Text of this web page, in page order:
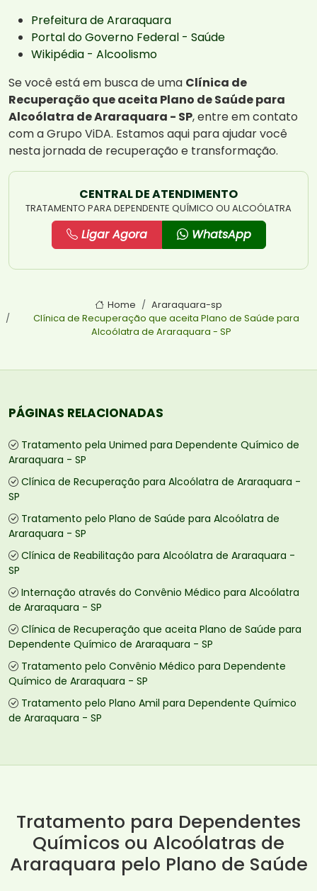
Prefeitura de Araraquara
Portal do Governo Federal - Saúde
Wikipédia - Alcoolismo
Se você está em busca de uma Clínica de
Recuperação que aceita Plano de Saúde para
Alcoólatra de Araraquara - SP, entre em contato
com a Grupo ViDA. Estamos aqui para ajudar você
nesta jornada de recuperação e transformação.
CENTRAL DE ATENDIMENTO
TRATAMENTO PARA DEPENDENTE QUÍMICO OU ALCOÓLATRA
Ligar Agora WhatsApp
Home
Araraquara-sp
Clínica de Recuperação que aceita Plano de Saúde para
Alcoólatra de Araraquara - SP
PÁGINAS RELACIONADAS
Tratamento pela Unimed para Dependente Químico de
Araraquara - SP
Clínica de Recuperação para Alcoólatra de Araraquara -
SP
Tratamento pelo Plano de Saúde para Alcoólatra de
Araraquara - SP
Clínica de Reabilitação para Alcoólatra de Araraquara -
SP
Internação através do Convênio Médico para Alcoólatra
de Araraquara - SP
Clínica de Recuperação que aceita Plano de Saúde para
Dependente Químico de Araraquara - SP
Tratamento pelo Convênio Médico para Dependente
Químico de Araraquara - SP
Tratamento pelo Plano Amil para Dependente Químico
de Araraquara - SP
Tratamento para Dependentes
Químicos ou Alcoólatras de
Araraquara pelo Plano de Saúde